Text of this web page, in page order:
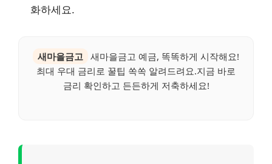
화하세요.
새마을금고
새마을금고 예금, 똑똑하게 시작해요!
최대 우대 금리로 꿀팁 쏙쏙 알려드려요.지금 바로
금리 확인하고 든든하게 저축하세요!